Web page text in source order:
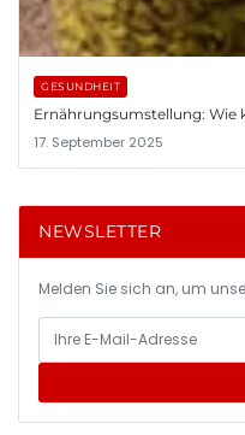
GESUNDHEIT
Ernährungsumstellung: Wie
17. September 2025
NEWSLETTER
Melden Sie sich an, um